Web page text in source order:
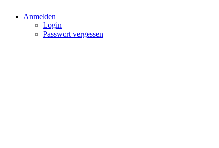
Anmelden
Login
Passwort vergessen